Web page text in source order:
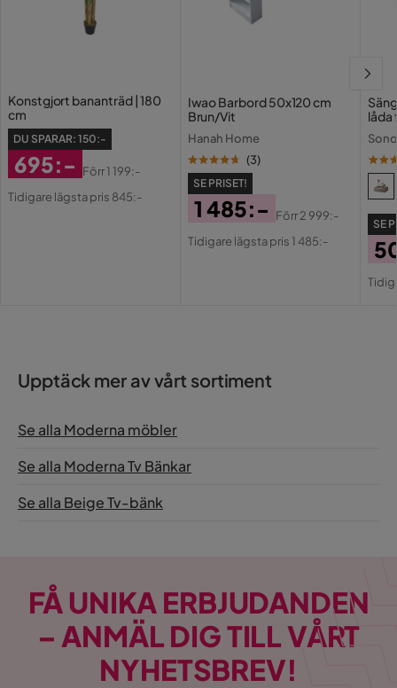
Konstgjort bananträd | 180
cm
DU SPARAR: 150:-
Rabatterat
695:-
Original
Förr1 199:-
Tidigare lägsta pris 845:-
Iwao Barbord 50x120 cm
Brun/Vit
Hanah Home
(3)
SE PRISET!
Pris
1 485:-
Original
Förr2 999:-
Tidigare lägsta pris 1 485:-
låda
SE
Upptäck mer av vårt sortiment
Se alla Moderna möbler
Se alla Moderna Tv Bänkar
Se alla Beige Tv-bänk
FÅ UNIKA ERBJUDANDEN
– ANMÄL DIG TILL VÅRT
NYHETSBREV!